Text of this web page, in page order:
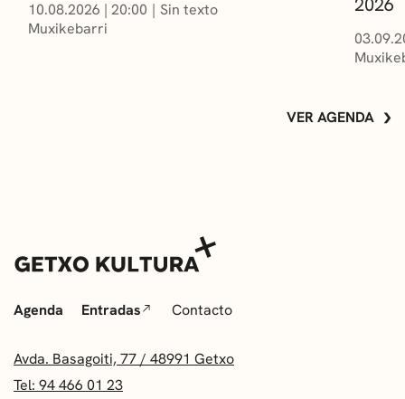
10.08.2026 | 20:00
Sin texto
Muxikebarri
VER AGENDA
Agenda Entradas Contacto
Avda. Basagoiti, 77 / 48991 Getxo
Tel: 94 466 01 23